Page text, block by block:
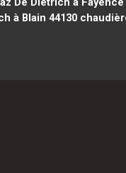
à Blain 44130